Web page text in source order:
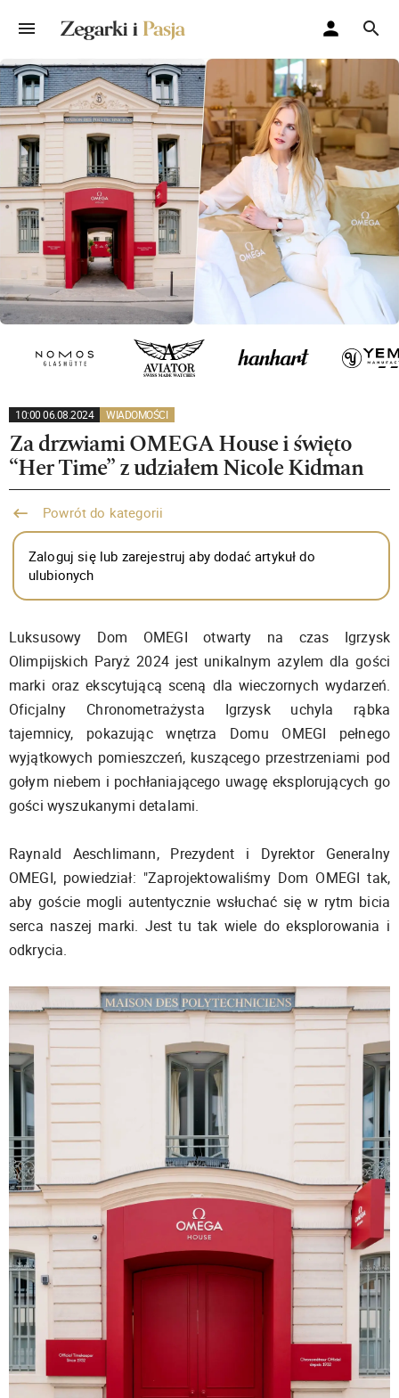
10:00 06.08.2024 WIADOMOŚCI
Za drzwiami OMEGA House i święto
“Her Time” z udziałem Nicole Kidman
Powrót do kategorii
Zaloguj się lub zarejestruj aby dodać artykuł do
ulubionych
Luksusowy Dom OMEGI otwarty na czas Igrzysk
Olimpijskich Paryż 2024 jest unikalnym azylem dla gości
marki oraz ekscytującą sceną dla wieczornych wydarzeń.
Oficjalny Chronometrażysta Igrzysk uchyla rąbka
tajemnicy, pokazując wnętrza Domu OMEGI pełnego
wyjątkowych pomieszczeń, kuszącego przestrzeniami pod
gołym niebem i pochłaniającego uwagę eksplorujących go
gości wyszukanymi detalami.
Raynald Aeschlimann, Prezydent i Dyrektor Generalny
OMEGI, powiedział: "Zaprojektowaliśmy Dom OMEGI tak,
aby goście mogli autentycznie wsłuchać się w rytm bicia
serca naszej marki. Jest tu tak wiele do eksplorowania i
odkrycia.